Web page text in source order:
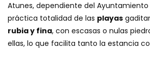
Atunes, dependiente del Ayuntamiento
práctica totalidad de las playas
rubia y fina, con escasas o nulas
ellas, lo que facilita tanto la estancia